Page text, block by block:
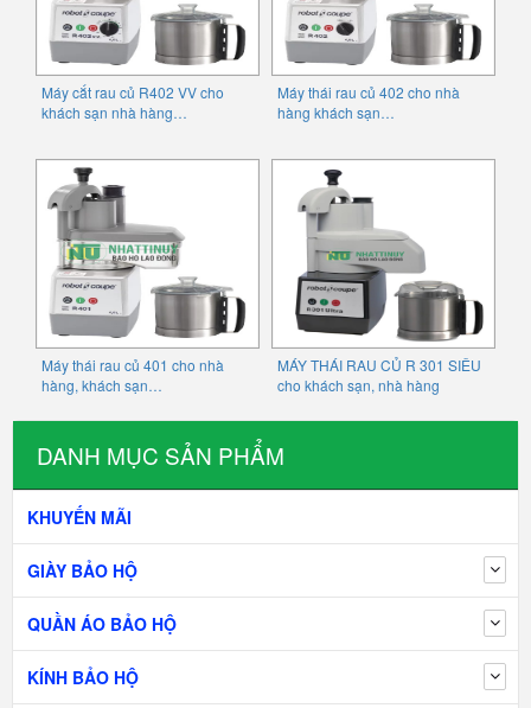
DANH MỤC SẢN PHẨM
KHUYẾN MÃI
GIÀY BẢO HỘ
QUẦN ÁO BẢO HỘ
KÍNH BẢO HỘ
Máy cắt rau củ R402 VV cho
khách sạn nhà hàng…
Máy thái rau củ 402 cho nhà
hàng khách sạn…
Máy thái rau củ 401 cho nhà
hàng, khách sạn…
MÁY THÁI RAU CỦ R 301 SIÊU
cho khách sạn, nhà hàng